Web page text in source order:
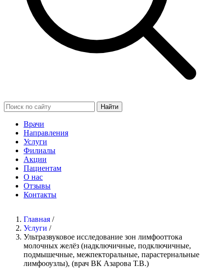
Найти
Врачи
Направления
Услуги
Филиалы
Акции
Пациентам
О нас
Отзывы
Контакты
Главная /
Услуги /
Ультразвуковое исследование зон лимфооттока
молочных желёз (надключичные, подключичные,
подмышечные, межпекторальные, парастернальные
лимфооузлы), (врач ВК Азарова Т.В.)